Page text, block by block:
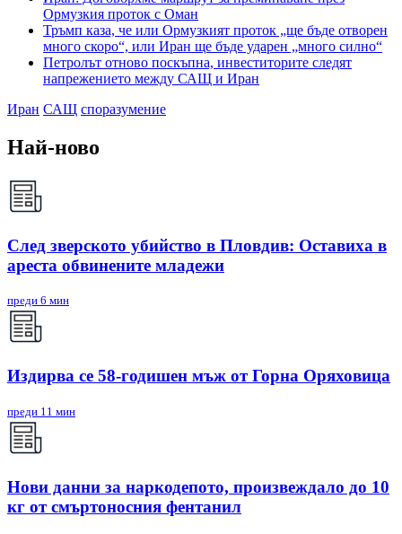
Ормузкия проток с Оман
Тръмп каза, че или Ормузкият проток „ще бъде отворен
много скоро“, или Иран ще бъде ударен „много силно“
Петролът отново поскъпна, инвеститорите следят
напрежението между САЩ и Иран
Иран САЩ споразумение
Най-ново
След зверското убийство в Пловдив: Оставиха в
ареста обвинените младежи
преди 6 мин
Издирва се 58-годишен мъж от Горна Оряховица
преди 11 мин
Нови данни за наркодепото, произвеждало до 10
кг от смъртоносния фентанил